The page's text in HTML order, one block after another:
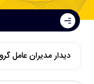
دیدار مدیران عامل